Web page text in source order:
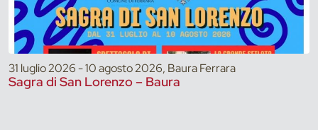
31 luglio 2026 - 10 agosto 2026, Baura Ferrara
Sagra di San Lorenzo – Baura